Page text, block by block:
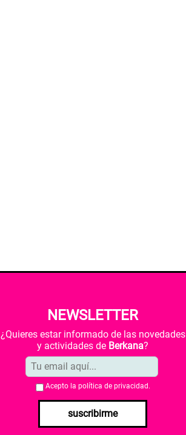
NEWSLETTER
¿Quieres estar informado de las novedades
y actividades de Berkana?
Acepto la política de privacidad .
suscribirme